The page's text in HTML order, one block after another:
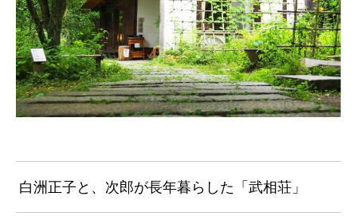
白洲正子と、次郎が長年暮らした「武相荘」